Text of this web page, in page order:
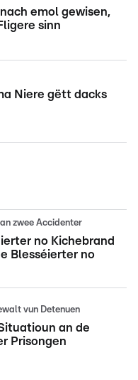
emol gewisen,
sinn
Niere gëtt dacks
zwee Accidenter
no Kichebrand
Blesséierter no
vun Detenuen
an de
Prisongen